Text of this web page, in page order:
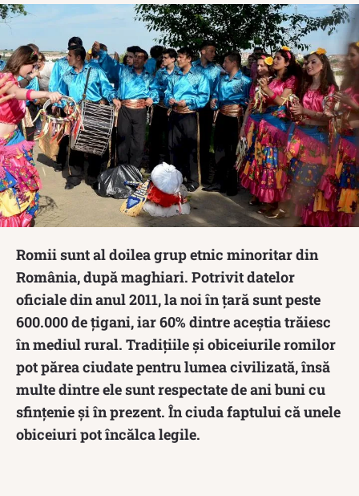
Romii sunt al doilea grup etnic minoritar din
România, după maghiari. Potrivit datelor
oficiale din anul 2011, la noi în țară sunt peste
600.000 de țigani, iar 60% dintre aceștia trăiesc
în mediul rural. Tradițiile și obiceiurile romilor
pot părea ciudate pentru lumea civilizată, însă
multe dintre ele sunt respectate de ani buni cu
sfințenie și în prezent. În ciuda faptului că unele
obiceiuri pot încălca legile.